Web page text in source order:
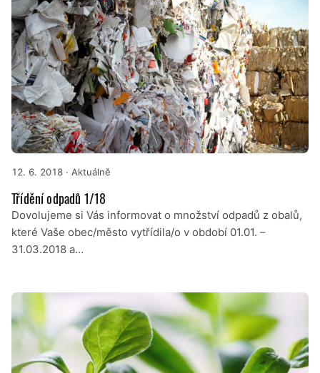
12. 6. 2018 · Aktuálně
Třídění odpadů 1/18
Dovolujeme si Vás informovat o množství odpadů z obalů,
které Vaše obec/město vytřídila/o v období 01.01. –
31.03.2018 a…